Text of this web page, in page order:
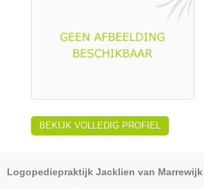
BEKIJK VOLLEDIG PROFIEL
Logopediepraktijk Jacklien van Marrewijk